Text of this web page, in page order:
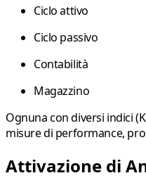
Ciclo attivo
Ciclo passivo
Contabilità
Magazzino
Ognuna con diversi indici
misure di performance,
Attivazione di